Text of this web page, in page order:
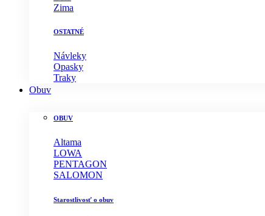
Zima
OSTATNÉ
Návleky
Opasky
Traky
Obuv
OBUV
Altama
LOWA
PENTAGON
SALOMON
Starostlivosť o obuv